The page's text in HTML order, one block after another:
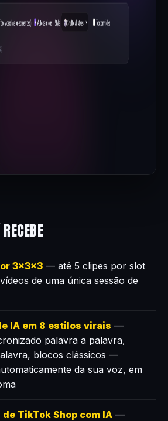
3×3×3 — até 5 clipes por slot
de uma única sessão de
IA em 8 estilos virais —
palavra a palavra,
blocos clássicos —
da sua voz, em
TikTok Shop com IA —